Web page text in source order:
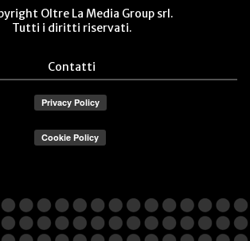
Oltre La Media Group srl.
Tutti i diritti riservati.
Contatti